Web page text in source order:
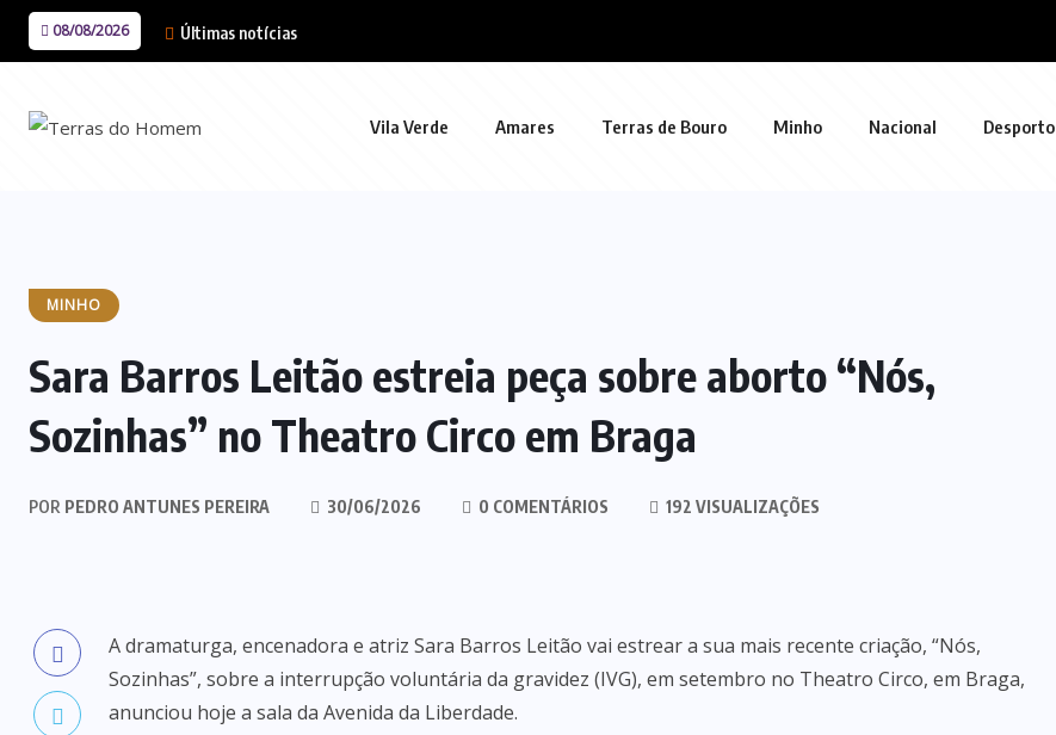
08/08/2026 Últimas notícias
Vila Verde Amares Terras de Bouro Minho Nacional Desporto
MINHO
Sara Barros Leitão estreia peça sobre aborto “Nós,
Sozinhas” no Theatro Circo em Braga
POR PEDRO ANTUNES PEREIRA 30/06/2026 0 COMENTÁRIOS 192 VISUALIZAÇÕES
A dramaturga, encenadora e atriz Sara Barros Leitão vai estrear a sua mais recente criação, “Nós,
Sozinhas”, sobre a interrupção voluntária da gravidez (IVG), em setembro no Theatro Circo, em Braga,
anunciou hoje a sala da Avenida da Liberdade.